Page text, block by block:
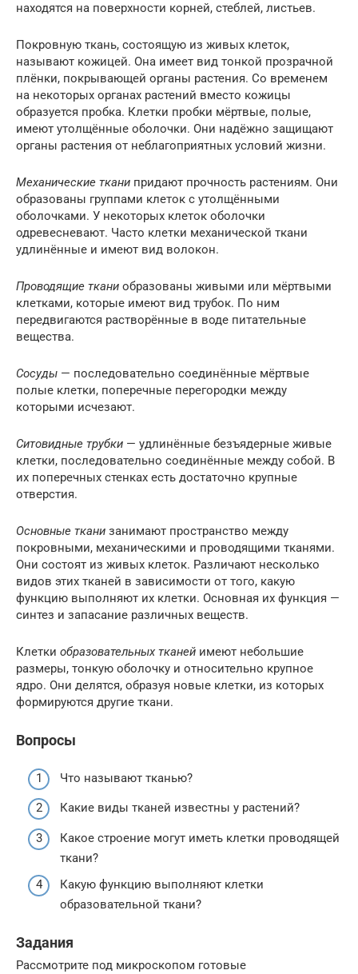
находятся на поверхности корней, стеблей, листьев.
Покровную ткань, состоящую из живых клеток,
называют кожицей. Она имеет вид тонкой прозрачной
плёнки, покрывающей органы растения. Со временем
на некоторых органах растений вместо кожицы
образуется пробка. Клетки пробки мёртвые, полые,
имеют утолщённые оболочки. Они надёжно защищают
органы растения от неблагоприятных условий жизни.
Механические ткани придают прочность растениям. Они
образованы группами клеток с утолщёнными
оболочками. У некоторых клеток оболочки
одревесневают. Часто клетки механической ткани
удлинённые и имеют вид волокон.
Проводящие ткани образованы живыми или мёртвыми
клетками, которые имеют вид трубок. По ним
передвигаются растворённые в воде питательные
вещества.
Сосуды — последовательно соединённые мёртвые
полые клетки, поперечные перегородки между
которыми исчезают.
Ситовидные трубки — удлинённые безъядерные живые
клетки, последовательно соединённые между собой. В
их поперечных стенках есть достаточно крупные
отверстия.
Основные ткани занимают пространство между
покровными, механическими и проводящими тканями.
Они состоят из живых клеток. Различают несколько
видов этих тканей в зависимости от того, какую
функцию выполняют их клетки. Основная их функция —
синтез и запасание различных веществ.
Клетки образовательных тканей имеют небольшие
размеры, тонкую оболочку и относительно крупное
ядро. Они делятся, образуя новые клетки, из которых
формируются другие ткани.
Вопросы
Что называют тканью?
Какие виды тканей известны у растений?
Какое строение могут иметь клетки проводящей
ткани?
Какую функцию выполняют клетки
образовательной ткани?
Задания
Рассмотрите под микроскопом готовые